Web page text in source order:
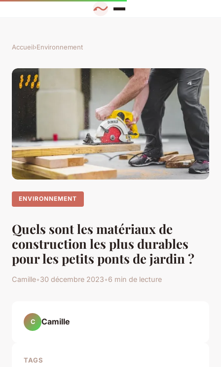
Accueil›Environnement
ENVIRONNEMENT
Quels sont les matériaux de
construction les plus durables
pour les petits ponts de jardin ?
Camille•30 décembre 2023•6 min de lecture
C Camille
TAGS